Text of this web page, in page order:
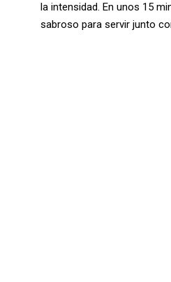
la intensidad. En unos 15
sabroso para servir junto